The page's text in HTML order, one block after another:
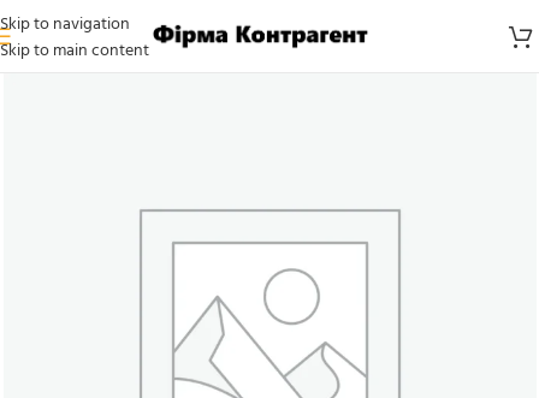
Skip to navigation
Skip to main content